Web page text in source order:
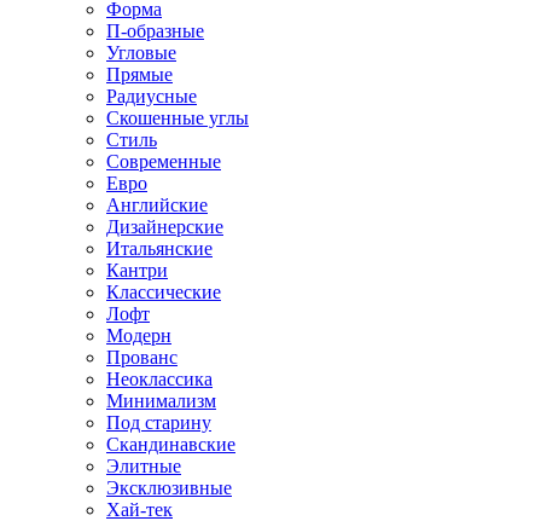
Форма
П-образные
Угловые
Прямые
Радиусные
Скошенные углы
Стиль
Современные
Евро
Английские
Дизайнерские
Итальянские
Кантри
Классические
Лофт
Модерн
Прованс
Неоклассика
Минимализм
Под старину
Скандинавские
Элитные
Эксклюзивные
Хай-тек